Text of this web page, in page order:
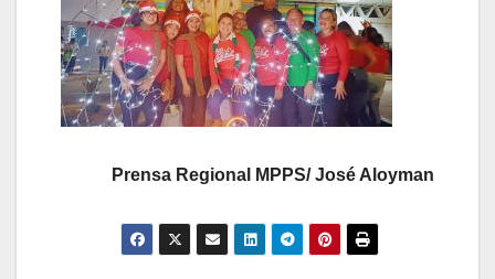
Prensa Regional MPPS/ José Aloyman